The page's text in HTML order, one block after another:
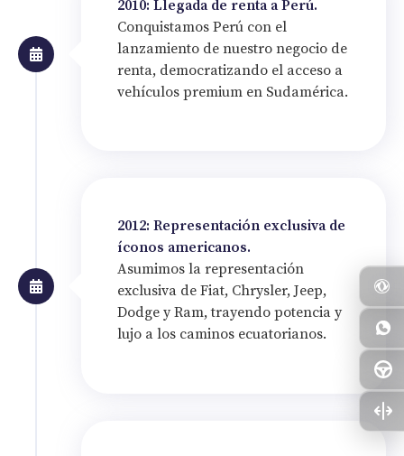
2010: Llegada de renta a Perú.
Conquistamos Perú con el
lanzamiento de nuestro negocio de
renta, democratizando el acceso a
vehículos premium en Sudamérica.
2012: Representación exclusiva de
íconos americanos.
Asumimos la representación
exclusiva de Fiat, Chrysler, Jeep,
Dodge y Ram, trayendo potencia y
lujo a los caminos ecuatorianos.